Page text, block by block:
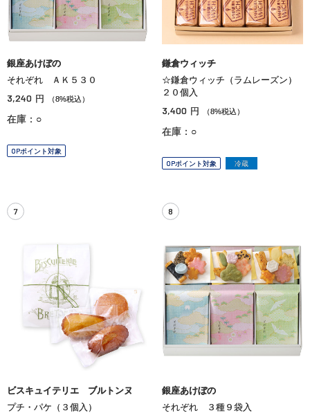
銀座あけぼの
それぞれ ＡＫ５３０
3,240 円 （8%税込）
在庫：○
OPポイント対象
鎌倉ウィッチ
☆鎌倉ウィッチ（ラムレーズン）
２０個入
3,400 円 （8%税込）
在庫：○
OPポイント対象 冷蔵
7
ビスキュイテリエ ブルトンヌ
プチ・パケ（３個入）
8
銀座あけぼの
それぞれ ３種９袋入